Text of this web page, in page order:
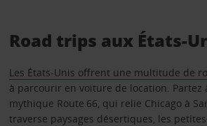
Road trips aux États-
Les États-Unis offrent une multitude de
à parcourir en voiture de location. Partez
mythique Route 66, qui relie Chicago à
traverse paysages désertiques, les